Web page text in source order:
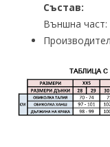
Състав:
Външна част: